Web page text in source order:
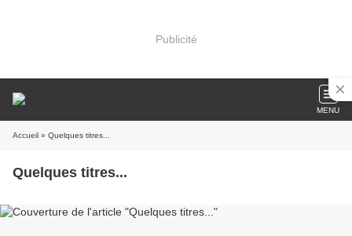
Publicité
MENU
Accueil » Quelques titres...
Quelques titres...